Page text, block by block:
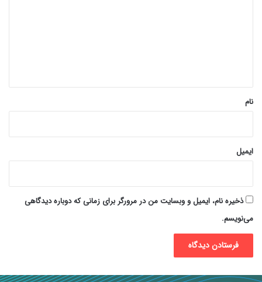
نام
ایمیل
ذخیره نام، ایمیل و وبسایت من در مرورگر برای زمانی که دوباره دیدگاهی
می‌نویسم.